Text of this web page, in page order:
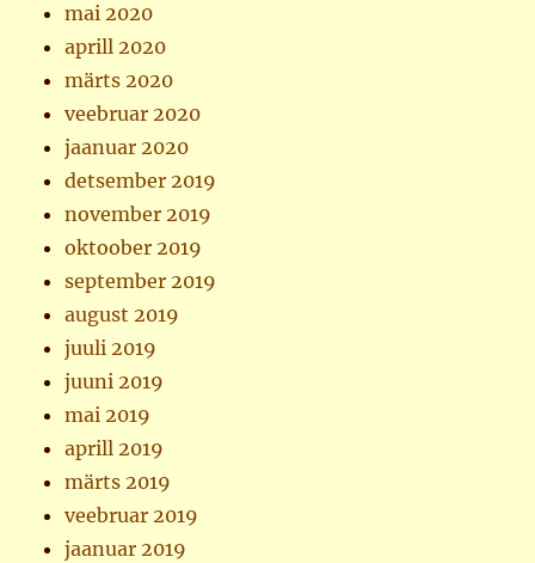
mai 2020
aprill 2020
märts 2020
veebruar 2020
jaanuar 2020
detsember 2019
november 2019
oktoober 2019
september 2019
august 2019
juuli 2019
juuni 2019
mai 2019
aprill 2019
märts 2019
veebruar 2019
jaanuar 2019